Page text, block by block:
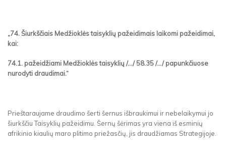
„74. Šiurkščiais Medžioklės taisyklių pažeidimais laikomi pažeidimai,
kai:
74.1. pažeidžiami Medžioklės taisyklių /.../ 58.35 /.../ papunkčiuose
nurodyti draudimai.“
Prieštaraujame draudimo šerti šernus išbraukimui ir nebelaikymui jo
šiurkščiu Taisyklių pažeidimu. Šernų šėrimas yra viena iš esminių
afrikinio kiaulių maro plitimo priežasčių, jis draudžiamas Strategijoje.